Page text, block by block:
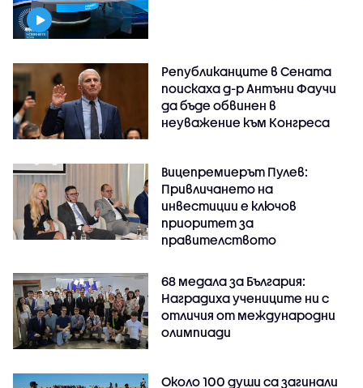
Републиканците в Сената
поискаха д-р Антъни Фаучи
да бъде обвинен в
неуважение към Конгреса
Вицепремиерът Пулев:
Привличането на
инвестиции е ключов
приоритет за
правителството
68 медала за България:
Наградиха учениците ни с
отличия от международни
олимпиади
Около 100 души са загинали